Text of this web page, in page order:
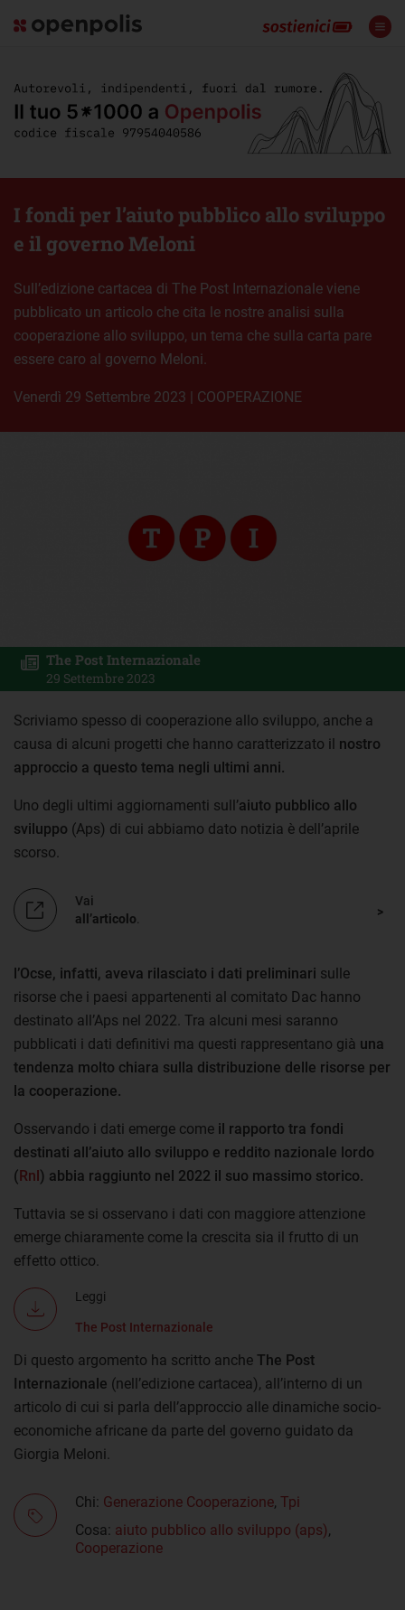
I fondi per l’aiuto pubblico allo sviluppo
e il governo Meloni
Sull’edizione cartacea di The Post Internazionale viene
pubblicato un articolo che cita le nostre analisi sulla
cooperazione allo sviluppo, un tema che sulla carta pare
essere caro al governo Meloni.
venerdì 29 Settembre 2023 | COOPERAZIONE
The Post Internazionale
29 Settembre 2023
Scriviamo spesso di cooperazione allo sviluppo, anche a
causa di alcuni progetti che hanno caratterizzato il nostro
approccio a questo tema negli ultimi anni.
Uno degli ultimi aggiornamenti sull’aiuto pubblico allo
sviluppo (Aps) di cui abbiamo dato notizia è dell’aprile
scorso.
Vai
all’articolo
l’Ocse, infatti, aveva rilasciato i dati preliminari sulle
risorse che i paesi appartenenti al comitato Dac hanno
destinato all’Aps nel 2022. Tra alcuni mesi saranno
pubblicati i dati definitivi ma questi rappresentano già una
tendenza molto chiara sulla distribuzione delle risorse per
la cooperazione.
Osservando i dati emerge come il rapporto tra fondi
destinati all’aiuto allo sviluppo e reddito nazionale lordo
(Rnl) abbia raggiunto nel 2022 il suo massimo storico.
Tuttavia se si osservano i dati con maggiore attenzione
emerge chiaramente come la crescita sia il frutto di un
effetto ottico.
Leggi
The Post Internazionale
Di questo argomento ha scritto anche The Post
Internazionale (nell’edizione cartacea), all’interno di un
articolo di cui si parla dell’approccio alle dinamiche socio-
economiche africane da parte del governo guidato da
Giorgia Meloni.
Chi: Generazione Cooperazione, Tpi
Cosa: aiuto pubblico allo sviluppo (aps),
Cooperazione